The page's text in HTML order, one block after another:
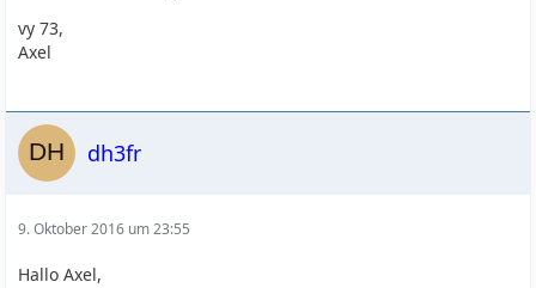
vy 73,
Axel
dh3fr
9. Oktober 2016 um 23:55
Hallo Axel,